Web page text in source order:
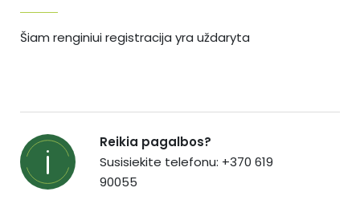
Šiam renginiui registracija yra uždaryta
Reikia pagalbos?
Susisiekite telefonu: +370 619
90055